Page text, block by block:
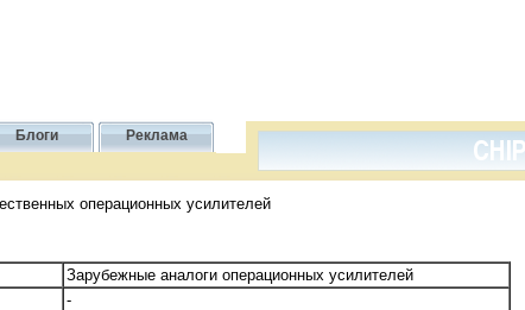
Блоги Реклама
операционных усилителей
Зарубежные аналоги операционных усилителей
-